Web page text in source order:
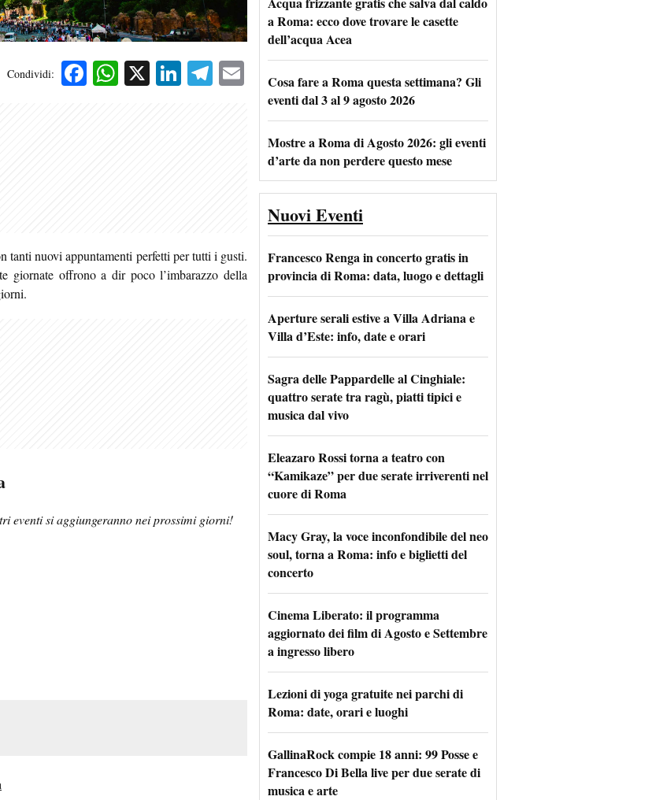
Condividi: Facebook
WhatsApp
X LinkedIn
Telegram
Email
tanti nuovi appuntamenti perfetti per tutti i gusti.
giornate offrono a dir pocol’imbarazzo della
eventi si aggiungeranno nei prossimi giorni!
a Roma: ecco dove trovare le casette
dell’acqua Acea
Cosa fare a Roma questa settimana? Gli
eventi dal 3 al 9 agosto 2026
Mostre a Roma di Agosto 2026: gli eventi
d’arte da non perdere questo mese
Nuovi Eventi
Francesco Renga in concerto gratis in
provincia di Roma: data, luogo e dettagli
Aperture serali estive a Villa Adriana e
Villa d’Este: info, date e orari
Sagra delle Pappardelle al Cinghiale:
quattro serate tra ragù, piatti tipici e
musica dal vivo
Eleazaro Rossi torna a teatro con
“Kamikaze” per due serate irriverenti nel
cuore di Roma
Macy Gray, la voce inconfondibile del neo
soul, torna a Roma: info e biglietti del
concerto
Cinema Liberato: il programma
aggiornato dei film di Agosto e Settembre
a ingresso libero
Lezioni di yoga gratuite nei parchi di
Roma: date, orari e luoghi
GallinaRock compie 18 anni: 99 Posse e
Francesco Di Bella live per due serate di
musica e arte